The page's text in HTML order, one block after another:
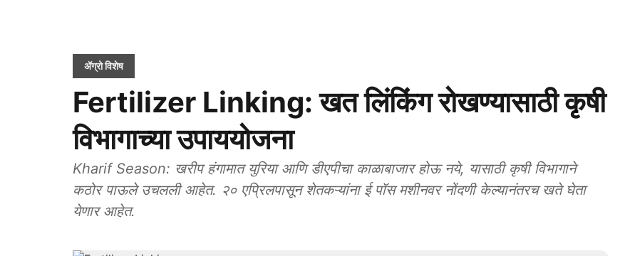
ॲग्रो विशेष
Fertilizer Linking: खत लिंकिंग रोखण्यासाठी कृषी
विभागाच्या उपाययोजना
Kharif Season: खरीप हंगामात युरिया आणि डीएपीचा काळाबाजार होऊ नये, यासाठी कृषी विभागाने
कठोर पाऊले उचलली आहेत. २० एप्रिलपासून शेतकऱ्यांना ई पॉस मशीनवर नोंदणी केल्यानंतरच खते घेता
येणार आहेत.